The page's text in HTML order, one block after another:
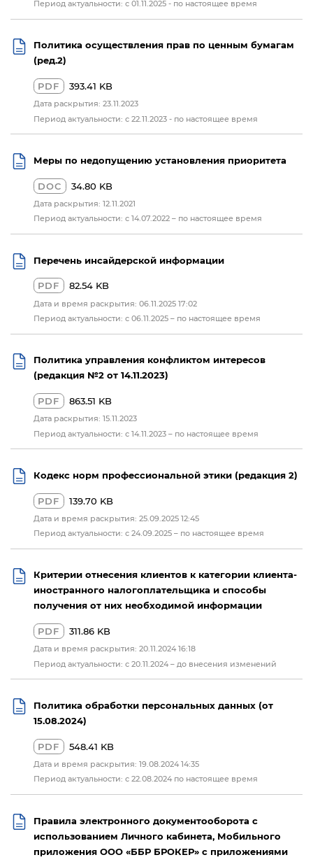
Период актуальности: с 01.11.2025 - по настоящее время
Политика осуществления прав по ценным бумагам
(ред.2)
PDF 393.41 KB
Дата раскрытия: 23.11.2023
Период актуальности: с 22.11.2023 - по настоящее время
Меры по недопущению установления приоритета
DOC 34.80 KB
Дата раскрытия: 12.11.2021
Период актуальности: с 14.07.2022 – по настоящее время
Перечень инсайдерской информации
PDF 82.54 KB
Дата и время раскрытия: 06.11.2025 17:02
Период актуальности: с 06.11.2025 – по настоящее время
Политика управления конфликтом интересов
(редакция №2 от 14.11.2023)
PDF 863.51 KB
Дата раскрытия: 15.11.2023
Период актуальности: с 14.11.2023 – по настоящее время
Кодекс норм профессиональной этики (редакция 2)
PDF 139.70 KB
Дата и время раскрытия: 25.09.2025 12:45
Период актуальности: с 24.09.2025 – по настоящее время
Критерии отнесения клиентов к категории клиента-
иностранного налогоплательщика и способы
получения от них необходимой информации
PDF 311.86 KB
Дата и время раскрытия: 20.11.2024 16:18
Период актуальности: с 20.11.2024 – до внесения изменений
Политика обработки персональных данных (от
15.08.2024)
PDF 548.41 KB
Дата и время раскрытия: 19.08.2024 14:35
Период актуальности: с 22.08.2024 по настоящее время
Правила электронного документооборота с
использованием Личного кабинета, Мобильного
приложения ООО «ББР БРОКЕР» с приложениями